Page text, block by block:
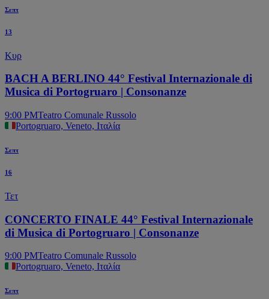
Σεπτ
13
Κυρ
BACH A BERLINO 44° Festival Internazionale di
Musica di Portogruaro | Consonanze
9:00 PMTeatro Comunale Russolo
Portogruaro, Veneto, Ιταλία
Σεπτ
16
Τετ
CONCERTO FINALE 44° Festival Internazionale
di Musica di Portogruaro | Consonanze
9:00 PMTeatro Comunale Russolo
Portogruaro, Veneto, Ιταλία
Σεπτ